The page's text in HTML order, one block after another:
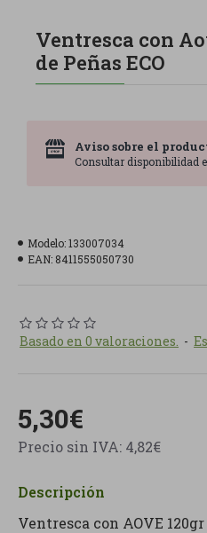
Ventresca con
de Peñas ECO
Aviso sobre el
Consultar disponibilidad
Modelo:133007034
EAN: 8411555050730
Basado en 0 valoraciones. -
5,30€
Precio sin IVA: 4,82€
Descripción
Ventresca con AOVE